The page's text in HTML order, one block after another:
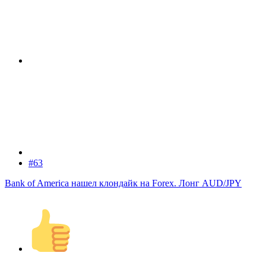
#63
Bank of America нашел клондайк на Forex. Лонг AUD/JPY